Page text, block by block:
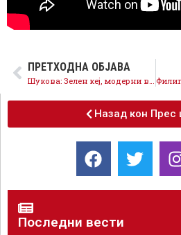
ПРЕТХОДНА ОБЈАВА
Шукова: Зелен кеј, модерни вело рути и безбедни јавни простори конкретни проекти за Ѓорче Петров
Назад кон Прес
Последни вести